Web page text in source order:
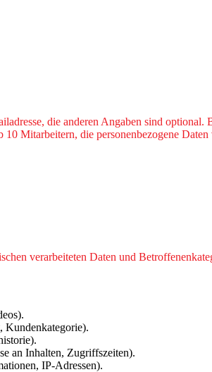
die anderen Angaben sind optional.
Mitarbeitern, die personenbezogene
verarbeiteten Daten und
Kundenkategorie).
an Inhalten, Zugriffszeiten).
IP-Adressen).